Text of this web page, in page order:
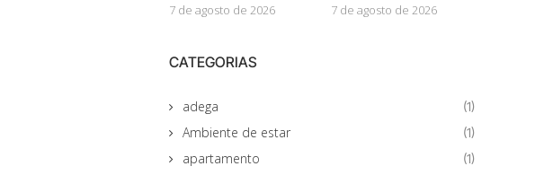
7 de agosto de 2026 7 de agosto de 2026
CATEGORIAS
adega (1)
Ambiente de estar (1)
apartamento (1)